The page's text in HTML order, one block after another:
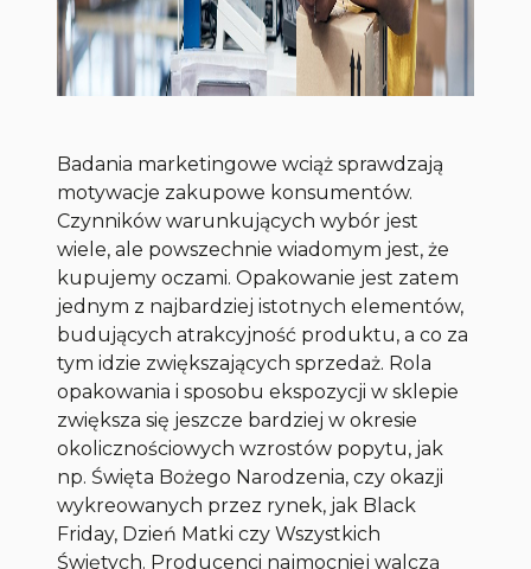
Badania marketingowe wciąż sprawdzają
motywacje zakupowe konsumentów.
Czynników warunkujących wybór jest
wiele, ale powszechnie wiadomym jest, że
kupujemy oczami. Opakowanie jest zatem
jednym z najbardziej istotnych elementów,
budujących atrakcyjność produktu, a co za
tym idzie zwiększających sprzedaż. Rola
opakowania i sposobu ekspozycji w sklepie
zwiększa się jeszcze bardziej w okresie
okolicznościowych wzrostów popytu, jak
np. Święta Bożego Narodzenia, czy okazji
wykreowanych przez rynek, jak Black
Friday, Dzień Matki czy Wszystkich
Świętych. Producenci najmocniej walczą